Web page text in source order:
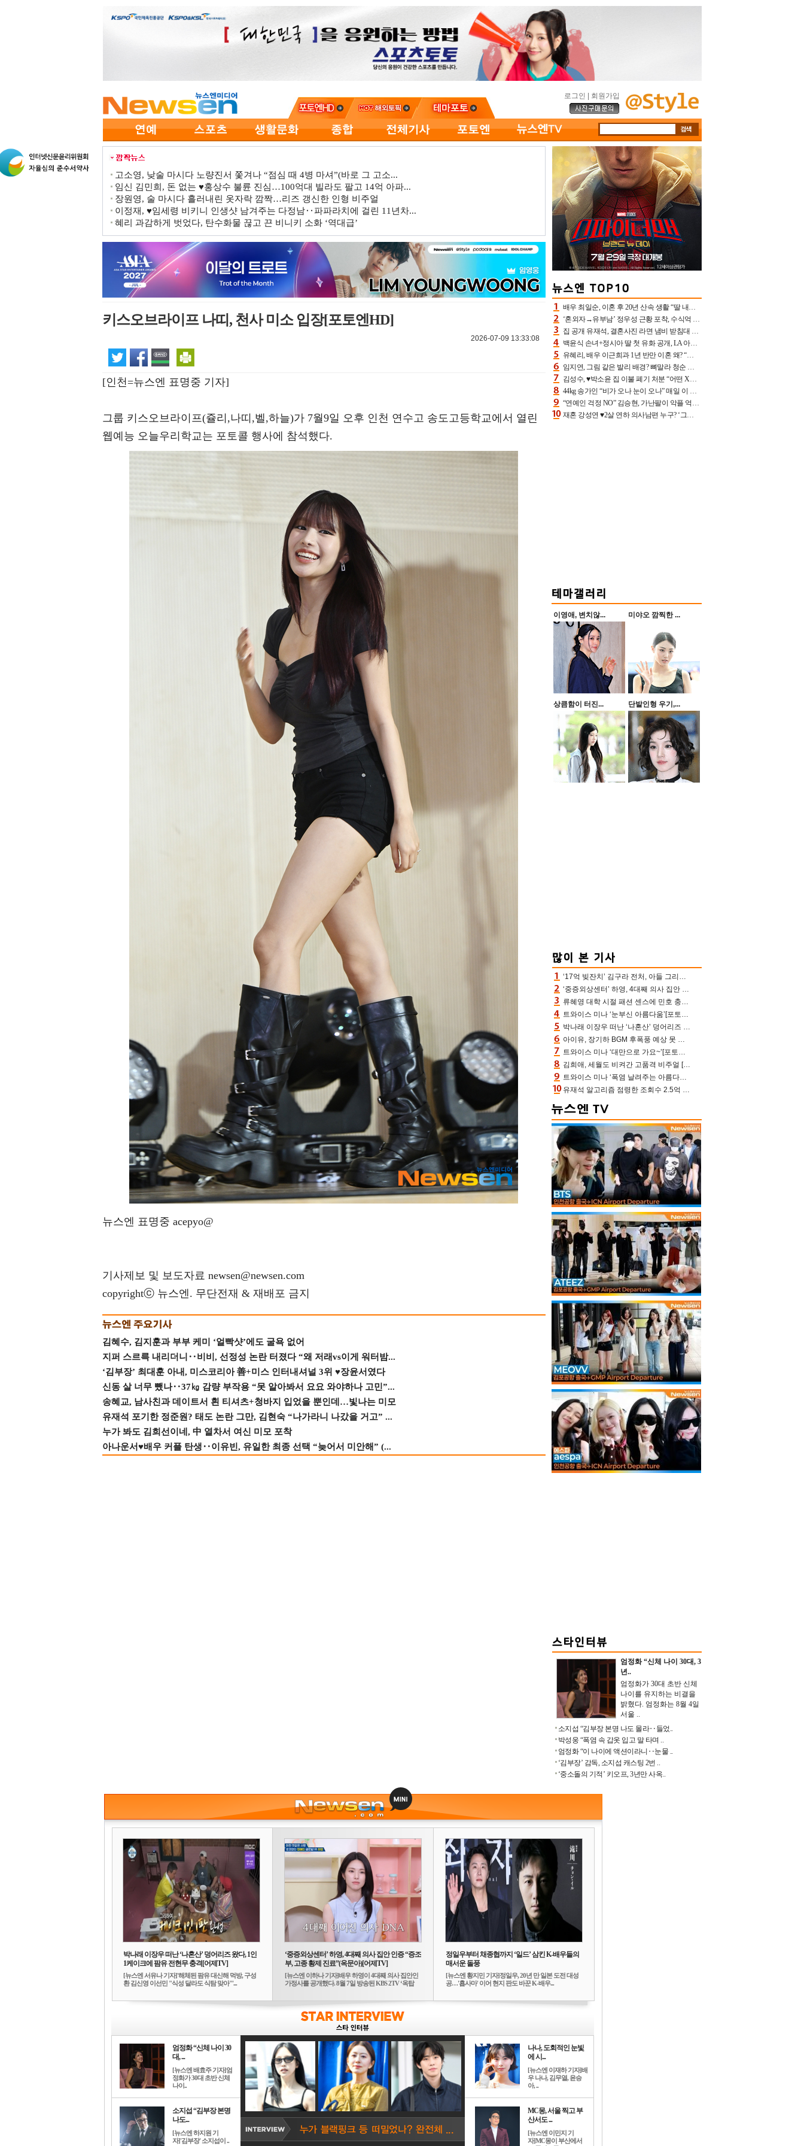
로그인 회원가입
고소영, 낮술 마시다 노량진서 쫓겨나 “점심 때 4병 마셔”(바로 그 고소...
임신 김민희, 돈 없는 ♥홍상수 불륜 진심…100억대 빌라도 팔고 14억 아파...
장원영, 술 마시다 흘러내린 옷자락 깜짝…리즈 갱신한 인형 비주얼
이정재, ♥임세령 비키니 인생샷 남겨주는 다정남‥파파라치에 걸린 11년차...
혜리 과감하게 벗었다, 탄수화물 끊고 끈 비니키 소화 ‘역대급’
키스오브라이프 나띠, 천사 미소 입장[포토엔HD]
2026-07-09 13:33:08
[인천=뉴스엔 표명중 기자]
그룹 키스오브라이프(쥴리,나띠,벨,하늘)가 7월9일 오후 인천 연수고 송도고등학교에서 열린
웹예능 오늘우리학교는 포토콜 행사에 참석했다.
뉴스엔 표명중 acepyo@
기사제보 및 보도자료 newsen@newsen.com
copyrightⓒ 뉴스엔. 무단전재 & 재배포 금지
김혜수, 김지훈과 부부 케미 ‘얼빡샷’에도 굴욕 없어
지퍼 스르륵 내리더니‥비비, 선정성 논란 터졌다 “왜 저래vs이게 워터밤...
‘김부장’ 최대훈 아내, 미스코리아 善+미스 인터내셔널 3위 ♥장윤서였다
신동 살 너무 뺐나‥37㎏ 감량 부작용 “못 알아봐서 요요 와야하나 고민”...
송혜교, 남사친과 데이트서 흰 티셔츠+청바지 입었을 뿐인데…빛나는 미모
유재석 포기한 정준원? 태도 논란 그만, 김현숙 “나가라니 나갔을 거고” ...
누가 봐도 김희선이네, 中 열차서 여신 미모 포착
아나운서♥배우 커플 탄생‥이유빈, 유일한 최종 선택 “늦어서 미안해” (...
배우 최일순, 이혼 후 20년 산속 생활 “딸 내가 버렸다고 원망‥맘 아파”(특종)[어제TV]
‘혼외자→유부남’ 정우성 근황 포착, 수식억 해킹 피해 후배 만났다 “존경하는”
집 공개 유재석, 결혼사진 라면 냄비 받침대 되고 분노‥가족사진도 피해(놀뭐)[어제TV]
백윤식 손녀+정시아 딸 첫 유화 공개, LA 아트쇼→서울국제조각페스타 작가다운 수준급 실력
유혜리, 배우 이근희과 1년 반만 이혼 왜? “식칼 꽂고 의자 던져” 충격 폭로(특종)[어제TV]
임지연, 그림 같은 발리 배경? 뼈말라 청순 비키니 핏에 상대 안 되네
김성수, ♥박소윤 집 이불 폐기 처분 “어떤 X이랑 썼을지 몰라” 질투(신랑수업2)[어제TV]
44kg 송가인 “비가 오나 눈이 오나” 매일 이 운동, 허벅지 근육량 상승+체지방 감소
“연예인 걱정 NO” 김승현, 가난팔이 악플 억울할만‥아내+딸과 日 여행
재혼 강성연 ♥2살 연하 의사남편 누구? ‘그알’ 자문의에 훈남 비주얼 초엘리트 스펙 [종합]
이영애, 변치않... 미야오 깜찍한 ...
상큼함이 터진... 단발인형 우기,...
‘17억 빚잔치’ 김구라 전처, 아들 그리는 “나 뿐인데” 친엄마 챙기는 효심 눈길
‘중증외상센터’ 하영, 4대째 의사 집안 인증 “증조부, 고종 황제 진료”(옥문아)[어제TV]
류혜영 대학 시절 패션 센스에 민호 충격 “레몬색 레깅스에 다리 없는 줄”(나혼산)
트와이스 미나 ‘눈부신 아름다움’[포토엔HD]
박나래 이장우 떠난 ‘나혼산’ 덩어리즈 왔다, 1인 1케이크에 팜유 전현무 충격[어제TV]
아이유, 장기하 BGM 후폭풍 예상 못 했나‥삭제 오보→윤가이까지 엮여 시끌
트와이스 미나 ‘대만으로 가요~’[포토엔HD]
김희애, 세월도 비켜간 고품격 비주얼 [포토엔HD]
트와이스 미나 ‘폭염 날려주는 아름다움’[포토엔HD]
유재석 알고리즘 점령한 조회수 2.5억 신박한 다비치, 강민경 덩달아 긴장(해투)
엄정화 “신체 나이 30대, 3
년..
엄정화가 30대 초반 신체
나이를 유지하는 비결을
밝혔다. 엄정화는 8월 4일
서울 ..
소지섭 “김부장 본명 나도 몰라‥들었..
박성웅 “폭염 속 갑옷 입고 말 타며 ..
엄정화 “이 나이에 액션이라니‥눈물 ..
‘김부장’ 감독, 소지섭 캐스팅 2번 ..
‘중소돌의 기적’ 키오프, 3년만 사옥..
박나래 이장우 떠난 ‘나혼산’ 덩어리즈 왔다, 1인
1케이크에 팜유 전현무 충격[어제TV]
[뉴스엔 서유나 기자]'해체된 팜유 대신해 먹방, 구성
환 김신영 이선민 "식성 달라도 식탐 맞아"'...
‘중증외상센터’ 하영, 4대째 의사 집안 인증 “증조
부, 고종 황제 진료”(옥문아)[어제TV]
[뉴스엔 이하나 기자]배우 하영이 4대째 의사 집안인
가정사를 공개했다. 8월 7일 방송된 KBS 2TV ‘옥탑
정일우부터 채종협까지 ‘일드’ 삼킨 K-배우들의
매서운 돌풍
[뉴스엔 황지민 기자]정일우, 20년 만 일본 도전 대성
공…'횹사마' 이어 현지 판도 바꾼 K-배우...
엄정화 “신체 나이 30
대, ...
[뉴스엔 배효주 기자]엄
정화가 30대 초반 신체
나이..
소지섭 “김부장 본명
나도...
[뉴스엔 하지원 기
자]'김부장' 소지섭이 ..
나나, 도회적인 눈빛
에 시...
[뉴스엔 이재하 기자]배
우 나나, 김무열, 윤승
아, ..
MC몽, 서울 찍고 부
산서도 ...
[뉴스엔 이민지 기
자]MC몽이 부산에서